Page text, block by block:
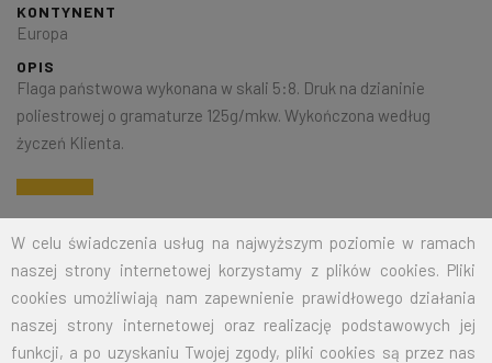
W celu świadczenia usług na najwyższym poziomie w ramach
naszej strony internetowej korzystamy z plików cookies. Pliki
cookies umożliwiają nam zapewnienie prawidłowego działania
naszej strony internetowej oraz realizację podstawowych jej
funkcji, a po uzyskaniu Twojej zgody, pliki cookies są przez nas
KONTYNENT
Europa
OPIS
Flaga państwowa wykonana w skali 5:8. Druk na dzianinie
poliestrowej o gramaturze 125g/mkw. Wykończona według
życzeń Klienta.
flagi. Przy zamówieniu większej ilości cena zostanie wyliczona
indywidualnie.
ROZMIAR CENA NETTO CENA BRUTTO